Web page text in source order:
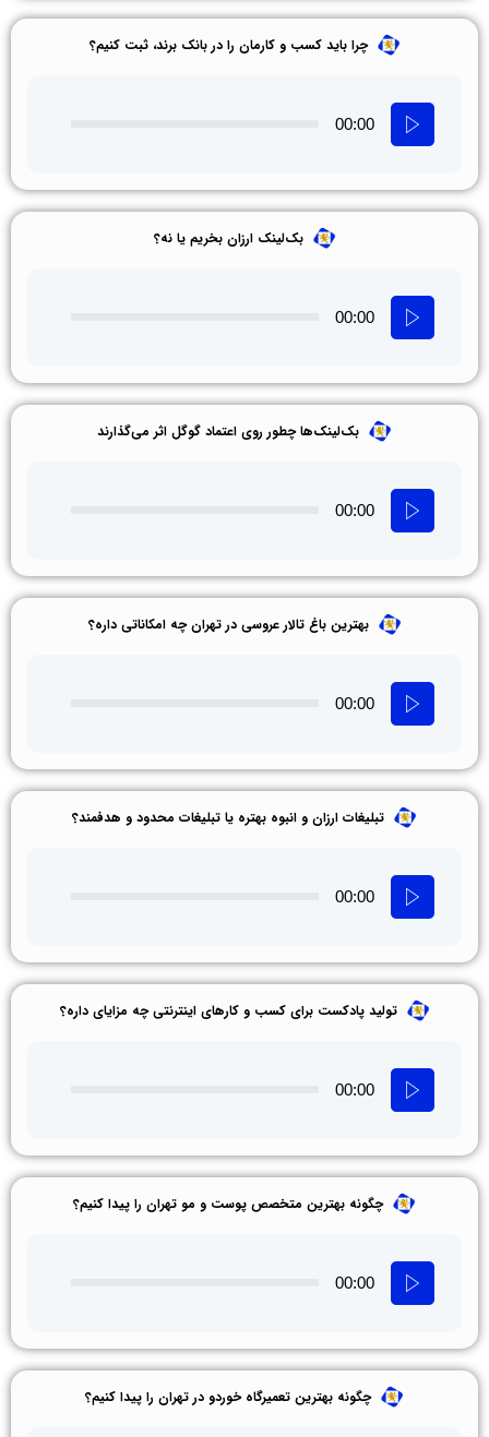
چرا باید کسب و کارمان را در بانک برند، ثبت کنیم؟
00:00
بک‌لینک ارزان بخریم یا نه؟
00:00
بک‌لینک‌ها چطور روی اعتماد گوگل اثر می‌گذارند
00:00
بهترین باغ تالار عروسی در تهران چه امکاناتی داره؟
00:00
تبلیغات ارزان و انبوه بهتره یا تبلیغات محدود و هدفمند؟
00:00
تولید پادکست برای کسب و کارهای اینترنتی چه مزایای داره؟
00:00
چگونه بهترین متخصص پوست و مو تهران را پیدا کنیم؟
00:00
چگونه بهترین تعمیرگاه خوردو در تهران را پیدا کنیم؟